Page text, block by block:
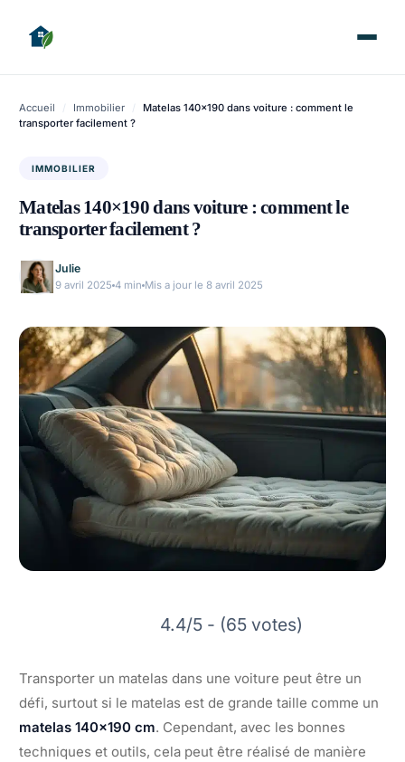
Accueil / Immobilier /
Matelas 140×190 dans voiture : comment le
transporter facilement ?
IMMOBILIER
Matelas 140×190 dans voiture : comment le
transporter facilement ?
Julie
9 avril 2025 4 min Mis a jour le 8 avril 2025
4.4/5 - (65 votes)
Transporter un matelas dans une voiture peut être un
défi, surtout si le matelas est de grande taille comme un
matelas 140×190 cm. Cependant, avec les bonnes
techniques et outils, cela peut être réalisé de manière